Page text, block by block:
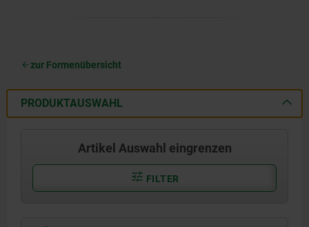
zur Formenübersicht
PRODUKTAUSWAHL
Artikel Auswahl eingrenzen
FILTER